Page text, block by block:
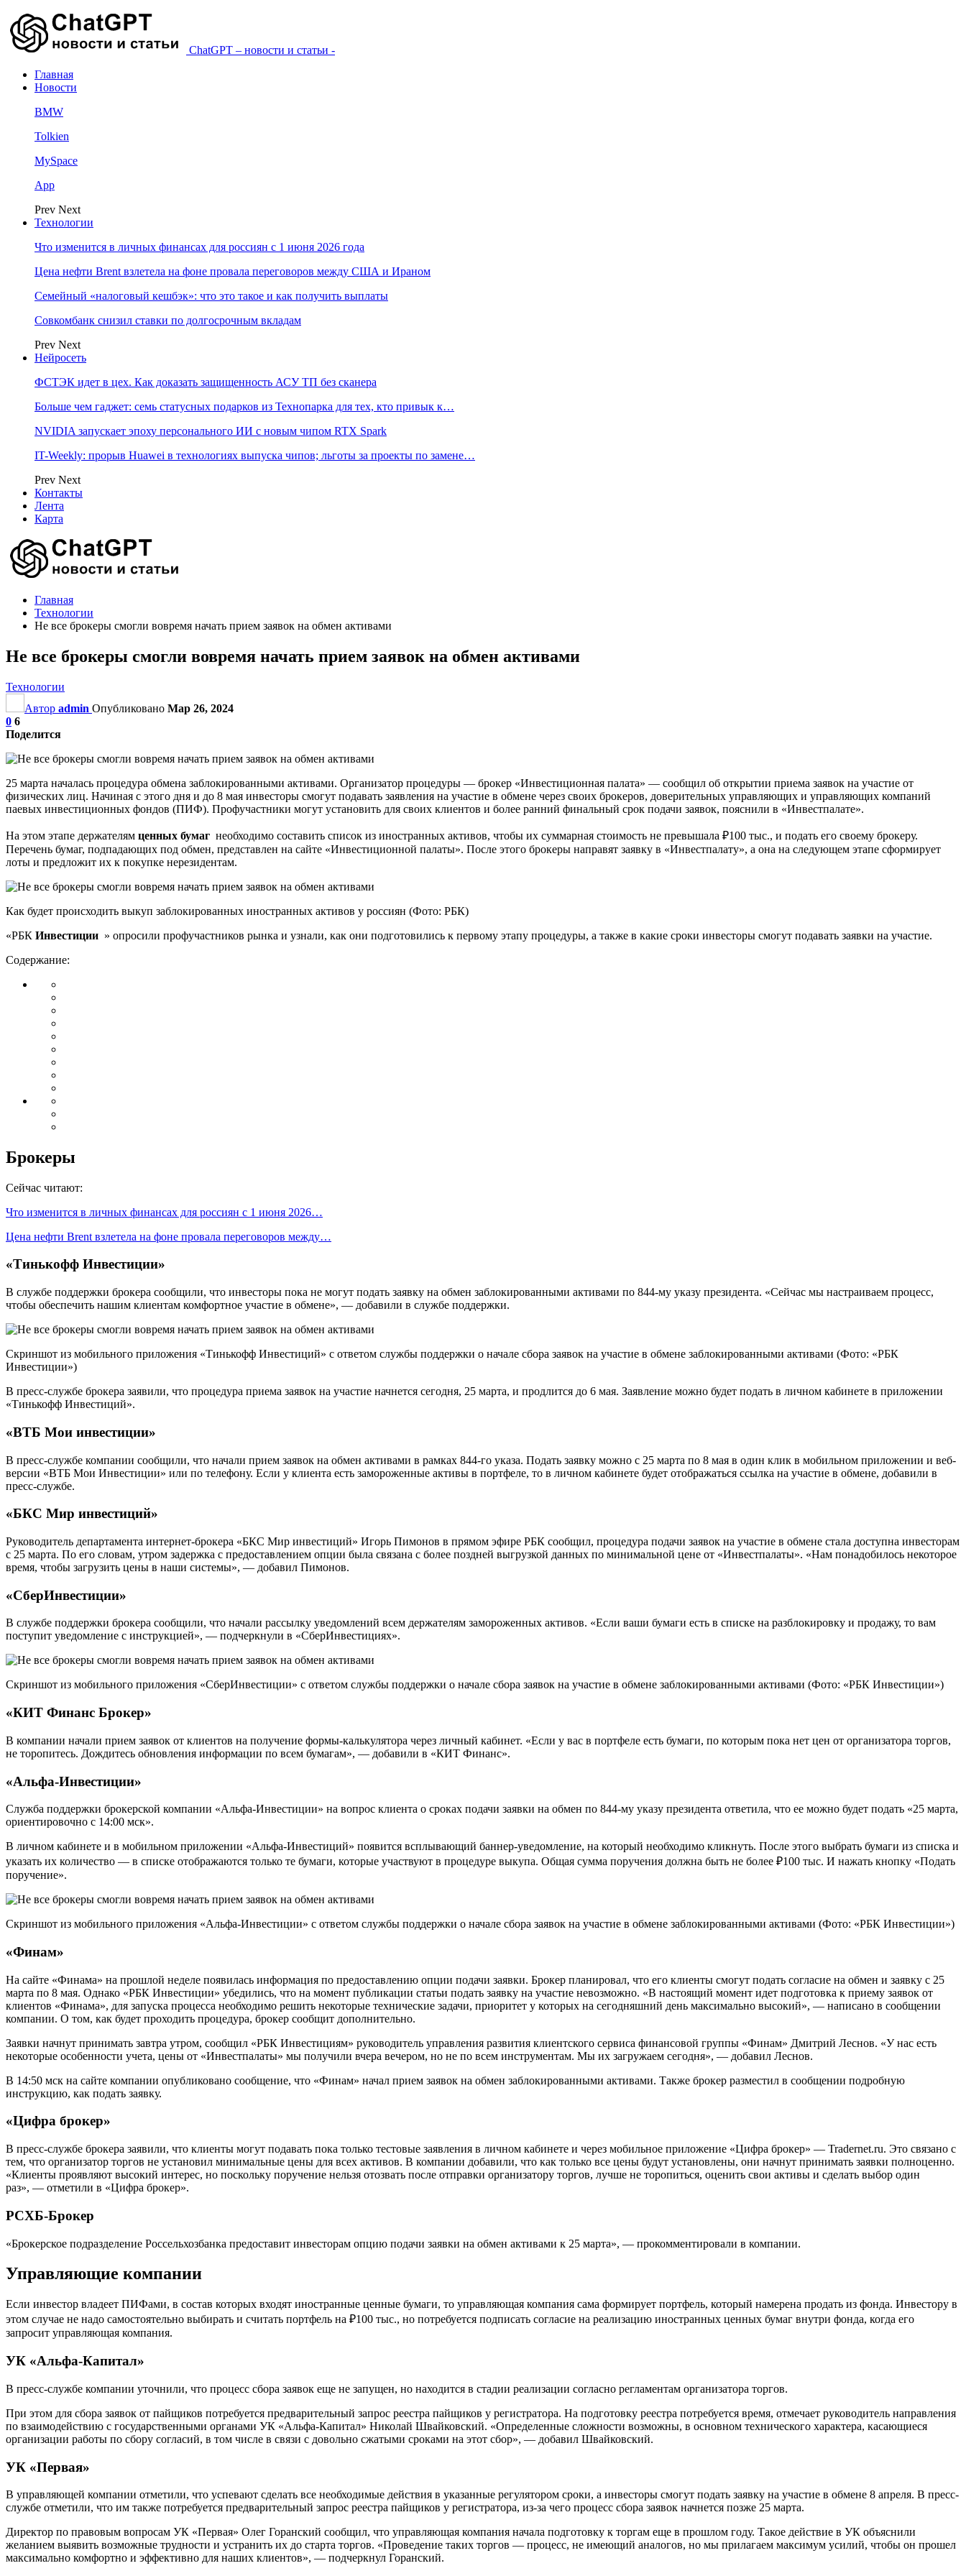
ChatGPT – новости и статьи -
Главная
Новости
BMW
Tolkien
MySpace
App
Prev Next
Технологии
Что изменится в личных финансах для россиян с 1 июня 2026 года
Цена нефти Brent взлетела на фоне провала переговоров между США и Ираном
Семейный «налоговый кешбэк»: что это такое и как получить выплаты
Совкомбанк снизил ставки по долгосрочным вкладам
Prev Next
Нейросеть
ФСТЭК идет в цех. Как доказать защищенность АСУ ТП без сканера
Больше чем гаджет: семь статусных подарков из Технопарка для тех, кто привык к…
NVIDIA запускает эпоху персонального ИИ с новым чипом RTX Spark
IT-Weekly: прорыв Huawei в технологиях выпуска чипов; льготы за проекты по замене…
Prev Next
Контакты
Лента
Карта
Главная
Технологии
Не все брокеры смогли вовремя начать прием заявок на обмен активами
Не все брокеры смогли вовремя начать прием заявок на обмен активами
Технологии
Автор admin Опубликовано Мар 26, 2024
0 6
Поделится
25 марта началась процедура обмена заблокированными активами. Организатор процедуры — брокер «Инвестиционная палата» — сообщил об открытии приема заявок на участие от
физических лиц. Начиная с этого дня и до 8 мая инвесторы смогут подавать заявления на участие в обмене через своих брокеров, доверительных управляющих и управляющих компаний
паевых инвестиционных фондов (ПИФ). Профучастники могут установить для своих клиентов и более ранний финальный срок подачи заявок, пояснили в «Инвестпалате».
На этом этапе держателям ценных бумаг необходимо составить список из иностранных активов, чтобы их суммарная стоимость не превышала ₽100 тыс., и подать его своему брокеру.
Перечень бумаг, подпадающих под обмен, представлен на сайте «Инвестиционной палаты». После этого брокеры направят заявку в «Инвестпалату», а она на следующем этапе сформирует
лоты и предложит их к покупке нерезидентам.
Как будет происходить выкуп заблокированных иностранных активов у россиян (Фото: РБК)
«РБК Инвестиции » опросили профучастников рынка и узнали, как они подготовились к первому этапу процедуры, а также в какие сроки инвесторы смогут подавать заявки на участие.
Содержание:
Брокеры
Сейчас читают:
Что изменится в личных финансах для россиян с 1 июня 2026…
Цена нефти Brent взлетела на фоне провала переговоров между…
«Тинькофф Инвестиции»
В службе поддержки брокера сообщили, что инвесторы пока не могут подать заявку на обмен заблокированными активами по 844-му указу президента. «Сейчас мы настраиваем процесс,
чтобы обеспечить нашим клиентам комфортное участие в обмене», — добавили в службе поддержки.
Скриншот из мобильного приложения «Тинькофф Инвестиций» с ответом службы поддержки о начале сбора заявок на участие в обмене заблокированными активами (Фото: «РБК
Инвестиции»)
В пресс-службе брокера заявили, что процедура приема заявок на участие начнется сегодня, 25 марта, и продлится до 6 мая. Заявление можно будет подать в личном кабинете в приложении
«Тинькофф Инвестиций».
«ВТБ Мои инвестиции»
В пресс-службе компании сообщили, что начали прием заявок на обмен активами в рамках 844-го указа. Подать заявку можно с 25 марта по 8 мая в один клик в мобильном приложении и веб-
версии «ВТБ Мои Инвестиции» или по телефону. Если у клиента есть замороженные активы в портфеле, то в личном кабинете будет отображаться ссылка на участие в обмене, добавили в
пресс-службе.
«БКС Мир инвестиций»
Руководитель департамента интернет-брокера «БКС Мир инвестиций» Игорь Пимонов в прямом эфире РБК сообщил, процедура подачи заявок на участие в обмене стала доступна инвесторам
с 25 марта. По его словам, утром задержка с предоставлением опции была связана с более поздней выгрузкой данных по минимальной цене от «Инвестпалаты». «Нам понадобилось некоторое
время, чтобы загрузить цены в наши системы», — добавил Пимонов.
«СберИнвестиции»
В службе поддержки брокера сообщили, что начали рассылку уведомлений всем держателям замороженных активов. «Если ваши бумаги есть в списке на разблокировку и продажу, то вам
поступит уведомление с инструкцией», — подчеркнули в «СберИнвестициях».
Скриншот из мобильного приложения «СберИнвестиции» с ответом службы поддержки о начале сбора заявок на участие в обмене заблокированными активами (Фото: «РБК Инвестиции»)
«КИТ Финанс Брокер»
В компании начали прием заявок от клиентов на получение формы-калькулятора через личный кабинет. «Если у вас в портфеле есть бумаги, по которым пока нет цен от организатора торгов,
не торопитесь. Дождитесь обновления информации по всем бумагам», — добавили в «КИТ Финанс».
«Альфа-Инвестиции»
Служба поддержки брокерской компании «Альфа-Инвестиции» на вопрос клиента о сроках подачи заявки на обмен по 844-му указу президента ответила, что ее можно будет подать «25 марта,
ориентировочно с 14:00 мск».
В личном кабинете и в мобильном приложении «Альфа-Инвестиций» появится всплывающий баннер-уведомление, на который необходимо кликнуть. После этого выбрать бумаги из списка и
указать их количество — в списке отображаются только те бумаги, которые участвуют в процедуре выкупа. Общая сумма поручения должна быть не более ₽100 тыс. И нажать кнопку «Подать
поручение».
Скриншот из мобильного приложения «Альфа-Инвестиции» с ответом службы поддержки о начале сбора заявок на участие в обмене заблокированными активами (Фото: «РБК Инвестиции»)
«Финам»
На сайте «Финама» на прошлой неделе появилась информация по предоставлению опции подачи заявки. Брокер планировал, что его клиенты смогут подать согласие на обмен и заявку с 25
марта по 8 мая. Однако «РБК Инвестиции» убедились, что на момент публикации статьи подать заявку на участие невозможно. «В настоящий момент идет подготовка к приему заявок от
клиентов «Финама», для запуска процесса необходимо решить некоторые технические задачи, приоритет у которых на сегодняшний день максимально высокий», — написано в сообщении
компании. О том, как будет проходить процедура, брокер сообщит дополнительно.
Заявки начнут принимать завтра утром, сообщил «РБК Инвестициям» руководитель управления развития клиентского сервиса финансовой группы «Финам» Дмитрий Леснов. «У нас есть
некоторые особенности учета, цены от «Инвестпалаты» мы получили вчера вечером, но не по всем инструментам. Мы их загружаем сегодня», — добавил Леснов.
В 14:50 мск на сайте компании опубликовано сообщение, что «Финам» начал прием заявок на обмен заблокированными активами. Также брокер разместил в сообщении подробную
инструкцию, как подать заявку.
«Цифра брокер»
В пресс-службе брокера заявили, что клиенты могут подавать пока только тестовые заявления в личном кабинете и через мобильное приложение «Цифра брокер» — Tradernet.ru. Это связано с
тем, что организатор торгов не установил минимальные цены для всех активов. В компании добавили, что как только все цены будут установлены, они начнут принимать заявки полноценно.
«Клиенты проявляют высокий интерес, но поскольку поручение нельзя отозвать после отправки организатору торгов, лучше не торопиться, оценить свои активы и сделать выбор один
раз», — отметили в «Цифра брокер».
РСХБ-Брокер
«Брокерское подразделение Россельхозбанка предоставит инвесторам опцию подачи заявки на обмен активами к 25 марта», — прокомментировали в компании.
Управляющие компании
Если инвестор владеет ПИФами, в состав которых входят иностранные ценные бумаги, то управляющая компания сама формирует портфель, который намерена продать из фонда. Инвестору в
этом случае не надо самостоятельно выбирать и считать портфель на ₽100 тыс., но потребуется подписать согласие на реализацию иностранных ценных бумаг внутри фонда, когда его
запросит управляющая компания.
УК «Альфа-Капитал»
В пресс-службе компании уточнили, что процесс сбора заявок еще не запущен, но находится в стадии реализации согласно регламентам организатора торгов.
При этом для сбора заявок от пайщиков потребуется предварительный запрос реестра пайщиков у регистратора. На подготовку реестра потребуется время, отмечает руководитель направления
по взаимодействию с государственными органами УК «Альфа-Капитал» Николай Швайковский. «Определенные сложности возможны, в основном технического характера, касающиеся
организации работы по сбору согласий, в том числе в связи с довольно сжатыми сроками на этот сбор», — добавил Швайковский.
УК «Первая»
В управляющей компании отметили, что успевают сделать все необходимые действия в указанные регулятором сроки, а инвесторы смогут подать заявку на участие в обмене 8 апреля. В пресс-
службе отметили, что им также потребуется предварительный запрос реестра пайщиков у регистратора, из-за чего процесс сбора заявок начнется позже 25 марта.
Директор по правовым вопросам УК «Первая» Олег Горанский сообщил, что управляющая компания начала подготовку к торгам еще в прошлом году. Такое действие в УК объяснили
желанием выявить возможные трудности и устранить их до старта торгов. «Проведение таких торгов — процесс, не имеющий аналогов, но мы прилагаем максимум усилий, чтобы он прошел
максимально комфортно и эффективно для наших клиентов», — подчеркнул Горанский.